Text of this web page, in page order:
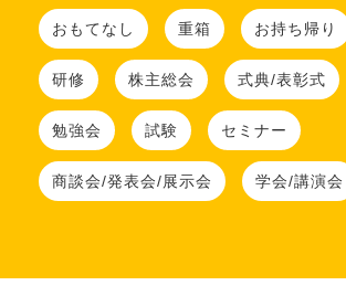
おもてなし 重箱 お持ち帰り
研修 株主総会 式典/表彰式
勉強会 試験 セミナー
商談会/発表会/展示会 学会/講演会